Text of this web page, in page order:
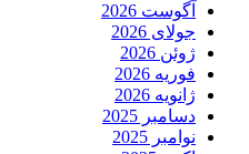
آگوست 2026
جولای 2026
ژوئن 2026
فوریه 2026
ژانویه 2026
دسامبر 2025
نوامبر 2025